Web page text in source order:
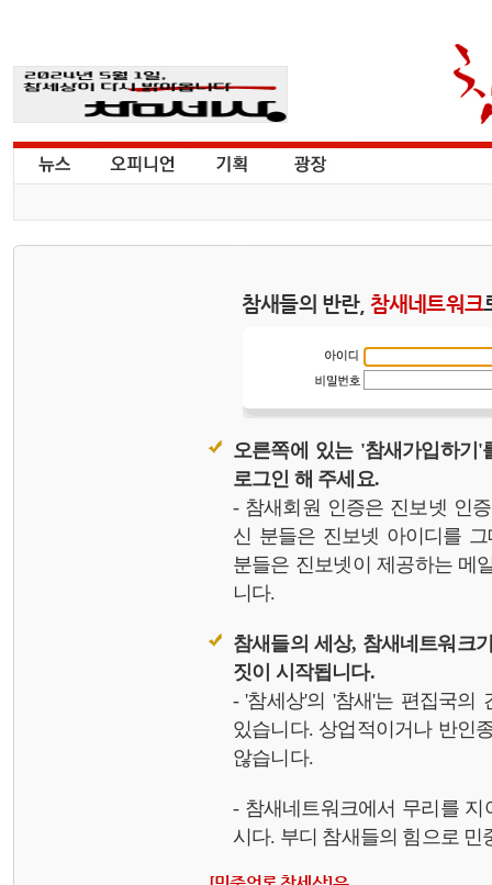
참새들의 반란, 참새네트워크
오른쪽에 있는 '참새가입하기
로그인 해 주세요.
- 참새회원 인증은 진보넷 인
신 분들은 진보넷 아이디를
분들은 진보넷이 제공하는 메
니다.
참새들의 세상, 참새네트워크
짓이 시작됩니다.
- '참세상'의 '참새'는 편집국의
있습니다. 상업적이거나 반인
않습니다.
- 참새네트워크에서 무리를
시다. 부디 참새들의 힘으로 민